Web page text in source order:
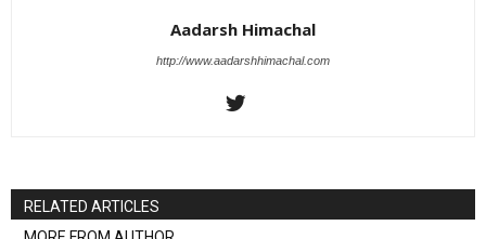
Aadarsh Himachal
http://www.aadarshhimachal.com
RELATED ARTICLES